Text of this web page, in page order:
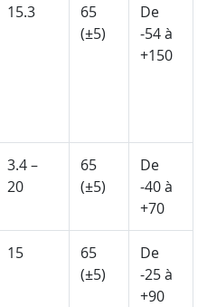
15.3
65
(±5)
De
-54 à
+150
3.4 –
20
65
(±5)
De
-40 à
+70
15
65
(±5)
De
-25 à
+90